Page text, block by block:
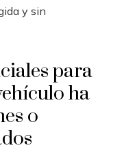
y sin
para
ha
o